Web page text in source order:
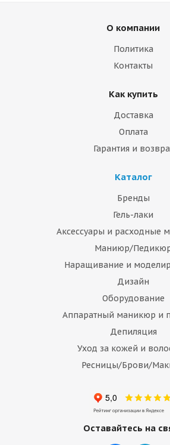
О компании
Политика
Контакты
Как купить
Доставка
Оплата
Гарантия и
Каталог
Бренды
Гель-лаки
Аксессуары и расходные
Маниюр/
Наращивание и
Дизайн
Оборудование
Аппаратный маникюр и
Депиляция
Уход за кожей и
Ресницы/Брови/
Оставайтесь на